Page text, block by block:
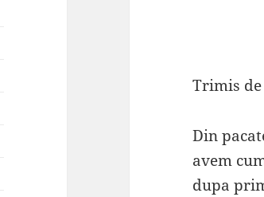
Trimis de
Din
avem
dupa